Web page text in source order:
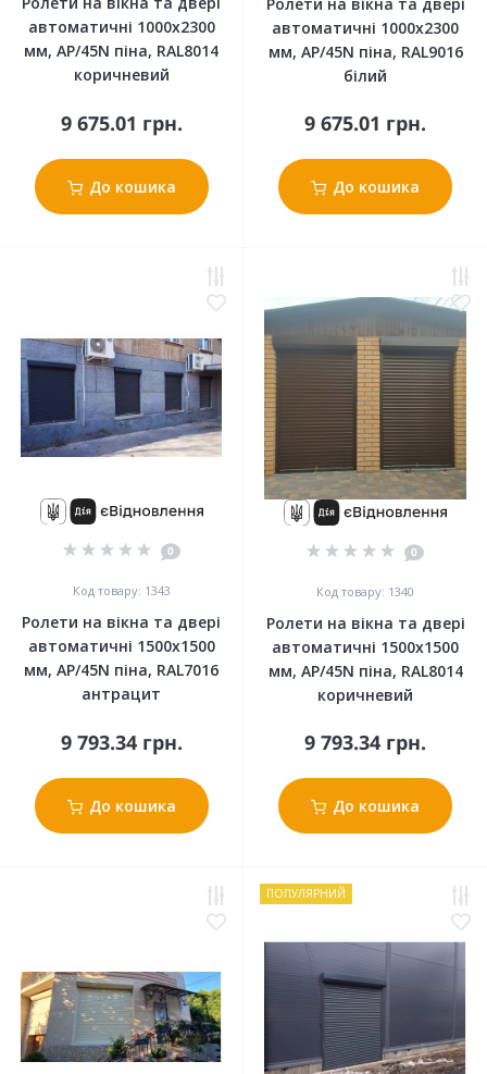
автоматичні 1000x2300
мм, АР/45N піна, RAL8014
коричневий
9 675.01 грн.
До кошика
автоматичні 1000x2300
мм, АР/45N піна, RAL9016
білий
9 675.01 грн.
До кошика
0
Код товару: 1343
Ролети на вікна та двері
автоматичні 1500x1500
мм, АР/45N піна, RAL7016
антрацит
9 793.34 грн.
До кошика
0
Код товару: 1340
Ролети на вікна та двері
автоматичні 1500x1500
мм, АР/45N піна, RAL8014
коричневий
9 793.34 грн.
До кошика
ПОПУЛЯРНИЙ